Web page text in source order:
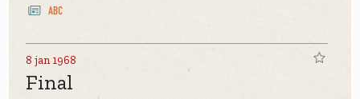
8 jan 1968
Final